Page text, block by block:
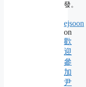
發。
ejsoon
on
歡
迎
參
加
尹